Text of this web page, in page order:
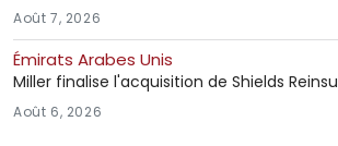
Août 7, 2026
Émirats Arabes Unis
Miller finalise l'acquisition de Shields
Août 6, 2026